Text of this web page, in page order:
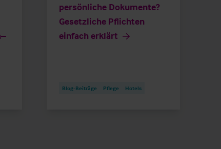
persönliche Dokumente?
Gesetzliche Pflichten
einfach erklärt
Blog-Beiträge Pflege Hotels